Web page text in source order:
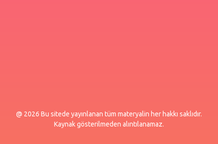
@ 2026 Bu sitede yayınlanan tüm materyalin her hakkı saklıdır.
Kaynak gösterilmeden alıntılanamaz.